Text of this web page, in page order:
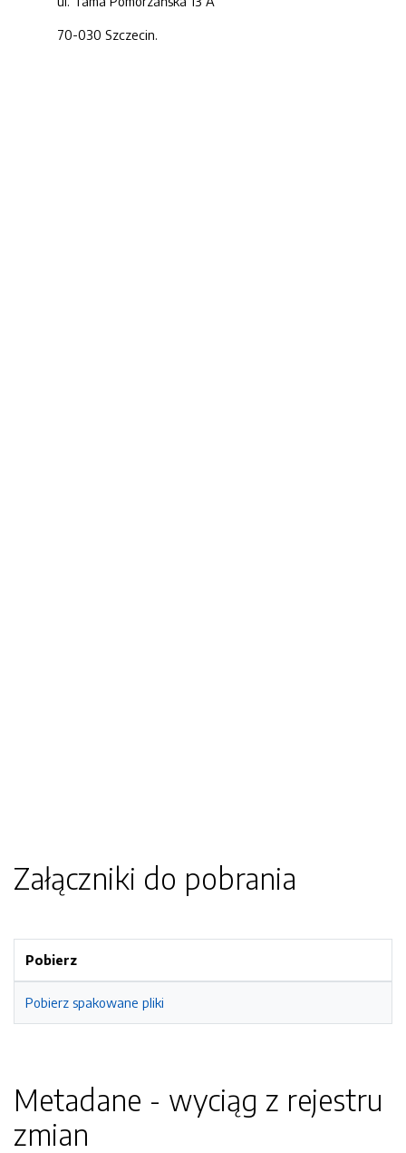
70-030 Szczecin.
Załączniki do pobrania
Pobierz
Pobierz spakowane pliki
Metadane - wyciąg z rejestru
zmian